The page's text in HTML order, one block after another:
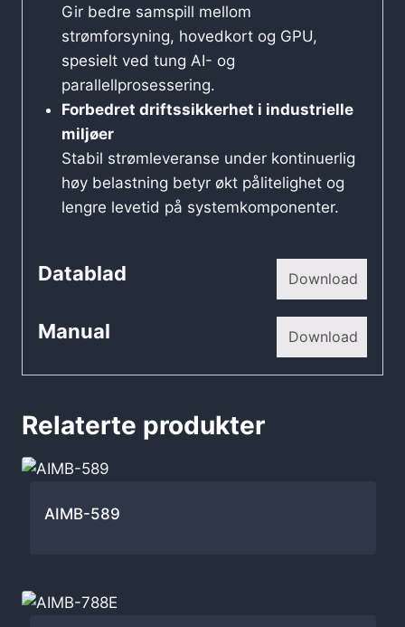
Gir bedre samspill mellom
strømforsyning, hovedkort og GPU,
spesielt ved tung AI- og
parallellprosessering.
Forbedret driftssikkerhet i industrielle
miljøer
Stabil strømleveranse under kontinuerlig
høy belastning betyr økt pålitelighet og
lengre levetid på systemkomponenter.
Datablad Download
Manual Download
Relaterte produkter
AIMB-589